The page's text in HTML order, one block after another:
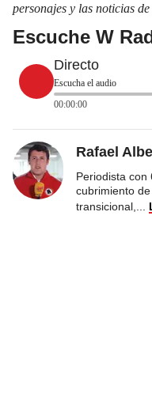
personajes y las noticias
Escuche W
Directo
Escucha el audio
00:00:00
Rafael
Periodista con
cubrimiento
transicional,